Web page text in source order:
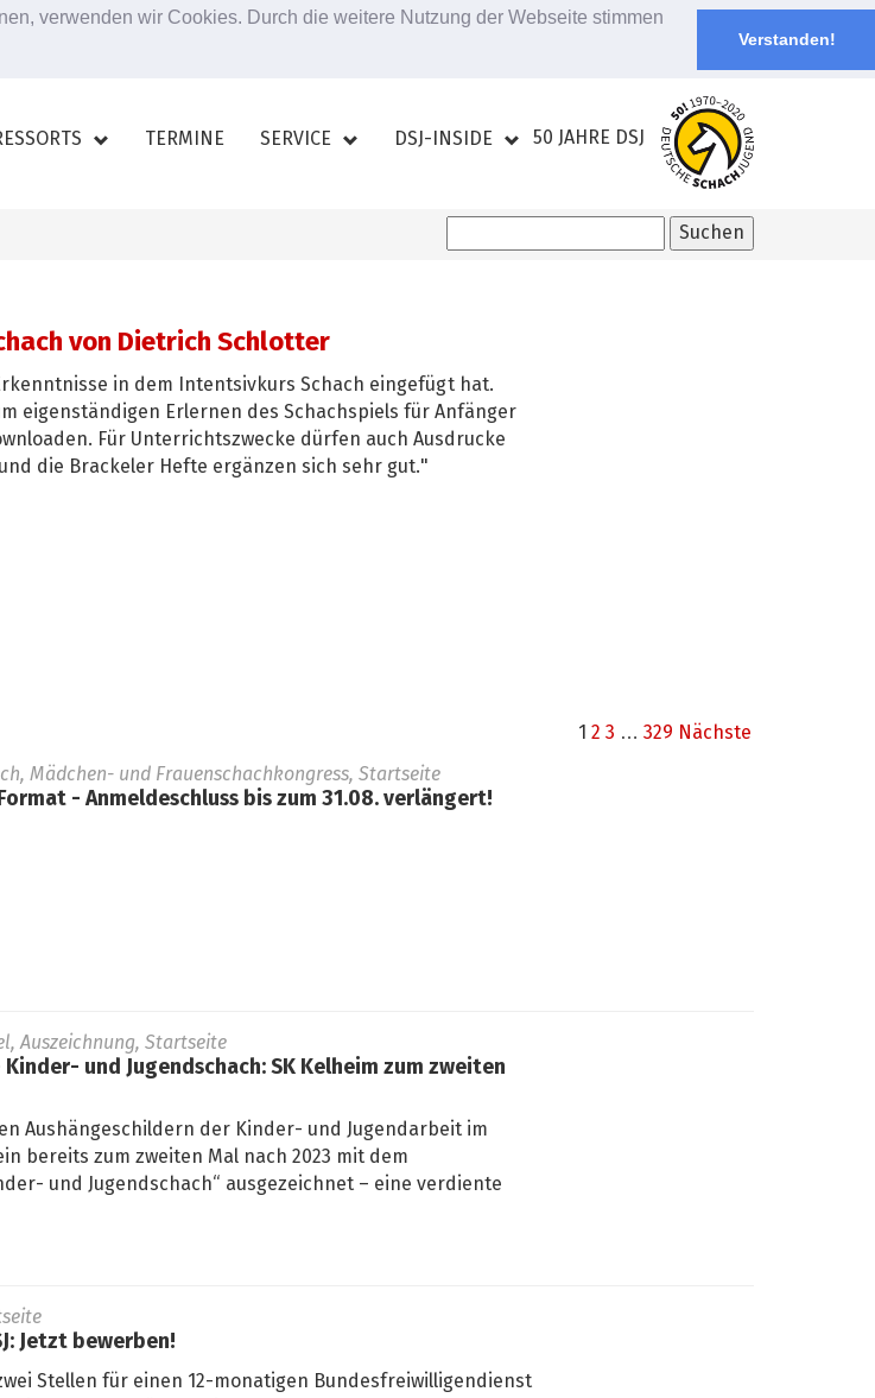
verwenden wir Cookies. Durch die weitere Nutzung der Webseite stimmen
Verstanden!
TERMINE SERVICE DSJ-INSIDE 50 JAHRE DSJ
von Dietrich Schlotter
in dem Intentsivkurs Schach eingefügt hat.
eigenständigen Erlernen des Schachspiels für Anfänger
Für Unterrichtszwecke dürfen auch Ausdrucke
die Brackeler Hefte ergänzen sich sehr gut."
1 2 3 … 329 Nächste
Mädchen- und Frauenschachkongress, Startseite
- Anmeldeschluss bis zum 31.08. verlängert!
Auszeichnung, Startseite
und Jugendschach: SK Kelheim zum zweiten
Aushängeschildern der Kinder- und Jugendarbeit im
bereits zum zweiten Mal nach 2023 mit dem
und Jugendschach“ ausgezeichnet – eine verdiente
Jetzt bewerben!
Stellen für einen 12-monatigen Bundesfreiwilligendienst